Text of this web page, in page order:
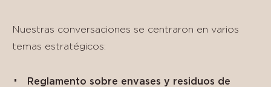
Nuestras conversaciones se centraron en varios
temas estratégicos:
Reglamento sobre envases y residuos de